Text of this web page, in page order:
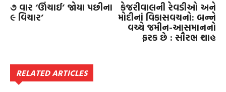
૭ વાર ‘ઊંચાઈ’ જોયા પછીના
૯ વિચાર’
કેજરીવાલની રેવડીઓ અને
મોદીનાં વિકાસવચનો: બન્ને
વચ્ચે જમીન-આસમાનનો
ફરક છે : સૌરભ શાહ
RELATED ARTICLES